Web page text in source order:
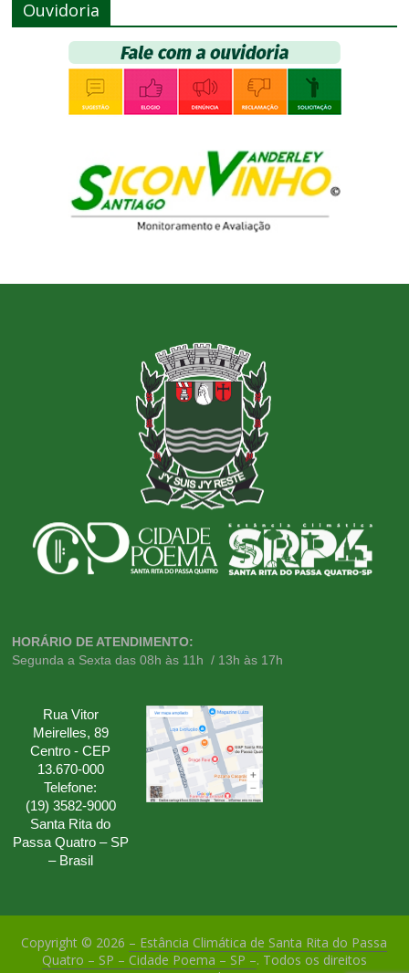
Ouvidoria
HORÁRIO DE ATENDIMENTO:
Segunda a Sexta das 08h às 11h / 13h às 17h
Rua Vitor
Meirelles, 89
Centro - CEP
13.670-000
Telefone:
(19) 3582-9000
Santa Rita do
Passa Quatro – SP
– Brasil
Copyright © 2026 – Estância Climática de Santa Rita do Passa
Quatro – SP – Cidade Poema – SP –. Todos os direitos